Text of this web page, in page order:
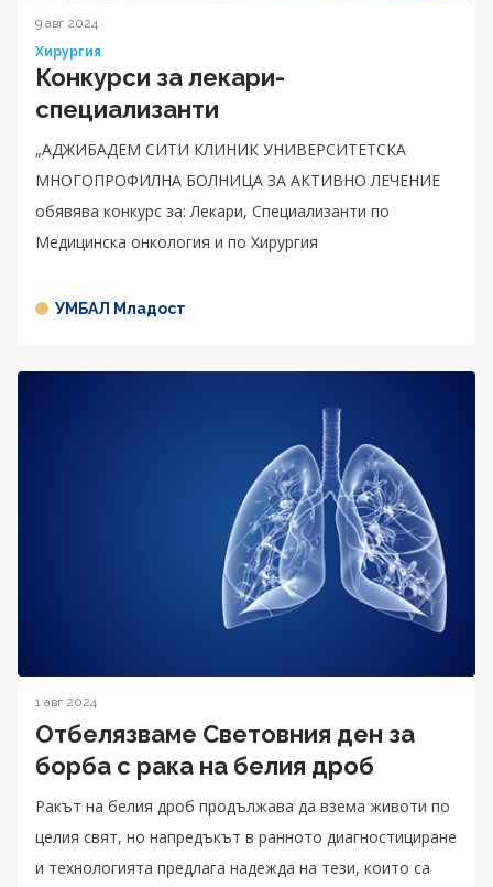
9 авг 2024
Хирургия
Конкурси за лекари-
специализанти
„АДЖИБАДЕМ СИТИ КЛИНИК УНИВЕРСИТЕТСКА
МНОГОПРОФИЛНА БОЛНИЦА ЗА АКТИВНО ЛЕЧЕНИЕ
обявява конкурс за: Лекари, Специализанти по
Медицинска онкология и по Хирургия
УМБАЛ Младост
1 авг 2024
Отбелязваме Световния ден за
борба с рака на белия дроб
Ракът на белия дроб продължава да взема животи по
целия свят, но напредъкът в ранното диагностициране
и технологията предлага надежда на тези, които са